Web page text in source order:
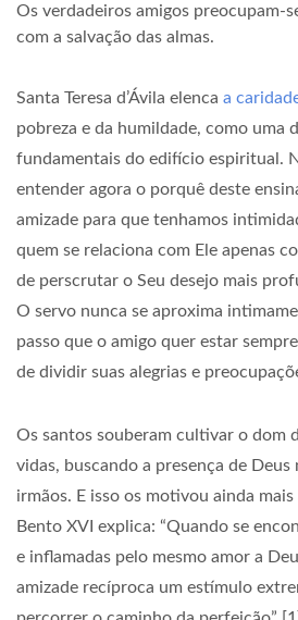
Os verdadeiros amigos preocupam-
com a salvação das almas.
Santa Teresa d’Ávila elenca a
pobreza e da humildade, como uma
fundamentais do edifício espiritual.
entender agora o porquê deste
amizade para que tenhamos
quem se relaciona com Ele apenas
de perscrutar o Seu desejo mais
O servo nunca se aproxima
passo que o amigo quer estar
de dividir suas alegrias e
Os santos souberam cultivar o dom
vidas, buscando a presença de Deus
irmãos. E isso os motivou ainda
Bento XVI explica: “Quando se
e inflamadas pelo mesmo amor a
amizade recíproca um estímulo